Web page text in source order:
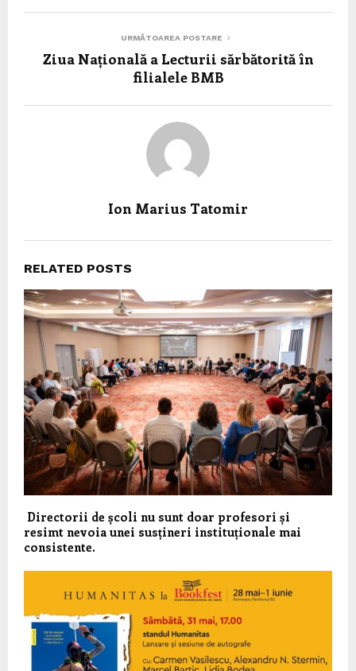
URMĂTOAREA POSTARE
Ziua Națională a Lecturii sărbătorită în
filialele BMB
Ion Marius Tatomir
RELATED POSTS
Directorii de școli nu sunt doar profesori și
resimt nevoia unei susțineri instituționale mai
consistente.